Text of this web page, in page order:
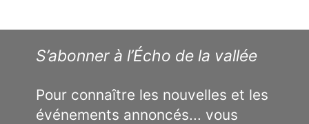
S’abonner à l’Écho de la vallée
Pour connaître les nouvelles et les
événements annoncés... vous